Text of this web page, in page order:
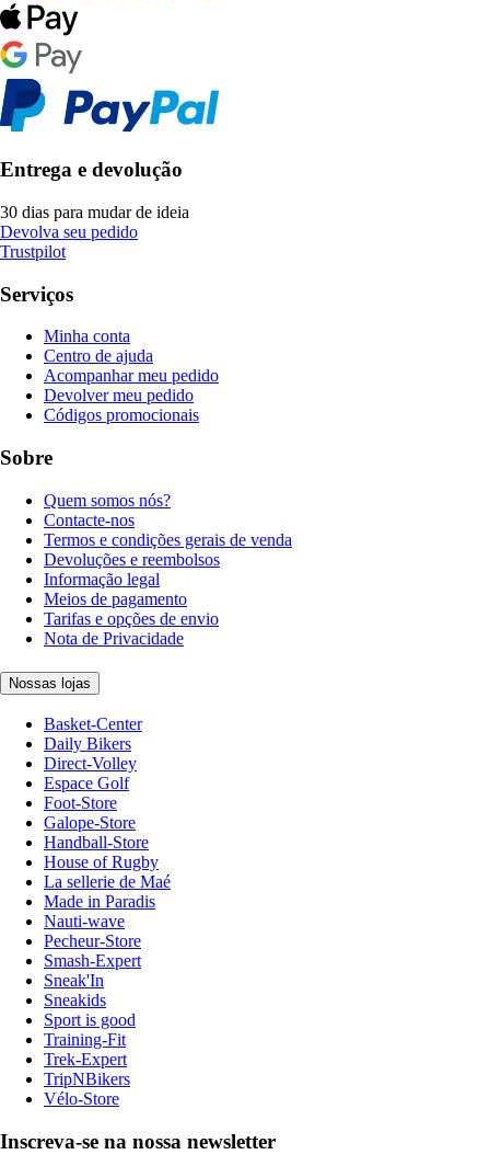
Entrega e devolução
30 dias para mudar de ideia
Devolva seu pedido
Trustpilot
Serviços
Minha conta
Centro de ajuda
Acompanhar meu pedido
Devolver meu pedido
Códigos promocionais
Sobre
Quem somos nós?
Contacte-nos
Termos e condições gerais de venda
Devoluções e reembolsos
Informação legal
Meios de pagamento
Tarifas e opções de envio
Nota de Privacidade
Nossas lojas
Basket-Center
Daily Bikers
Direct-Volley
Espace Golf
Foot-Store
Galope-Store
Handball-Store
House of Rugby
La sellerie de Maé
Made in Paradis
Nauti-wave
Pecheur-Store
Smash-Expert
Sneak'In
Sneakids
Sport is good
Training-Fit
Trek-Expert
TripNBikers
Vélo-Store
Inscreva-se na nossa newsletter